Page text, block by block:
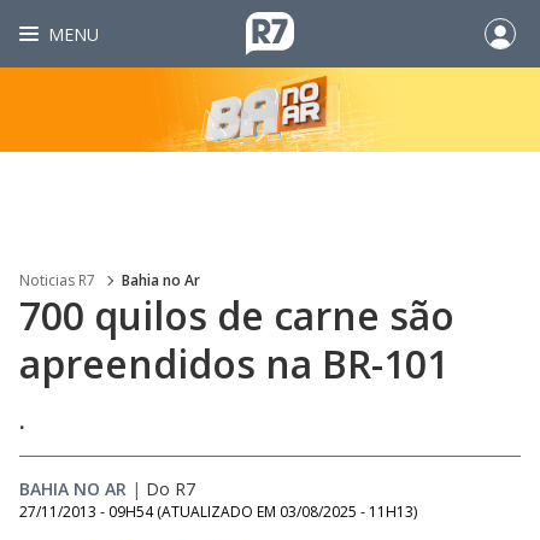
MENU
Noticias R7 Bahia no Ar
700 quilos de carne são
apreendidos na BR-101
.
BAHIA NO AR | Do R7
27/11/2013 - 09H54 (ATUALIZADO EM 03/08/2025 - 11H13)